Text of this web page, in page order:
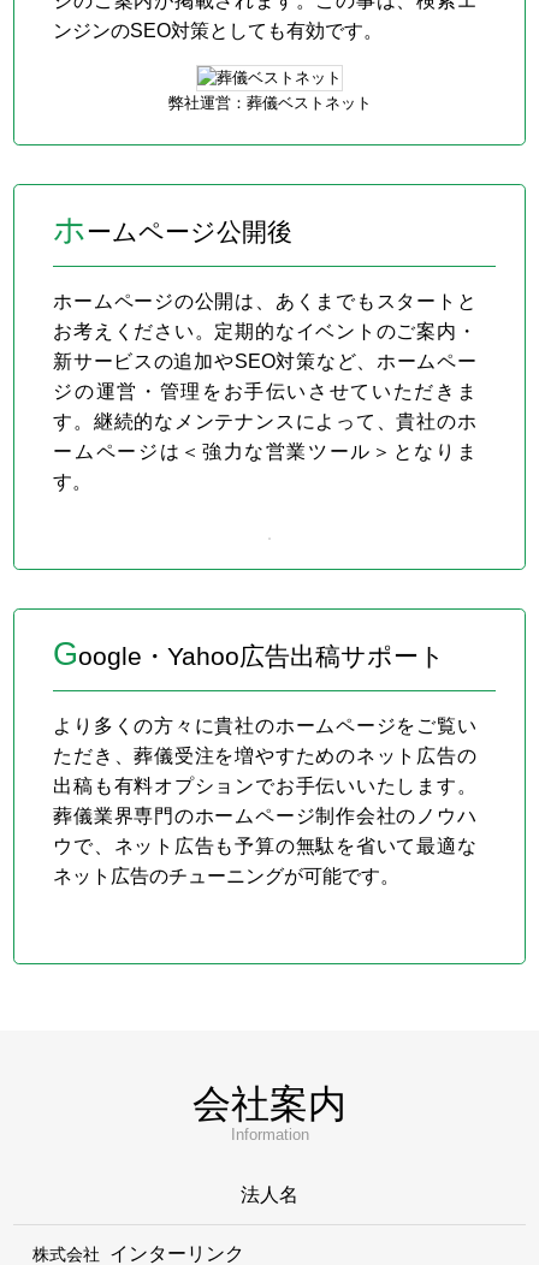
ンジンのSEO対策としても有効です。
弊社運営：葬儀ベストネット
ホームページ公開後
ホームページの公開は、あくまでもスタートと
お考えください。定期的なイベントのご案内・
新サービスの追加やSEO対策など、ホームペー
ジの運営・管理をお手伝いさせていただきま
す。継続的なメンテナンスによって、貴社のホ
ームページは＜強力な営業ツール＞となりま
す。
Google・Yahoo広告出稿サポート
より多くの方々に貴社のホームページをご覧い
ただき、葬儀受注を増やすためのネット広告の
出稿も有料オプションでお手伝いいたします。
葬儀業界専門のホームページ制作会社のノウハ
ウで、ネット広告も予算の無駄を省いて最適な
ネット広告のチューニングが可能です。
会社案内
Information
法人名
株式会社 インターリンク